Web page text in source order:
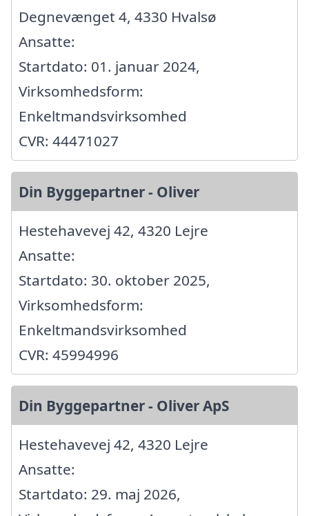
Degnevænget 4, 4330 Hvalsø
Ansatte:
Startdato: 01. januar 2024,
Virksomhedsform:
Enkeltmandsvirksomhed
CVR: 44471027
Din Byggepartner - Oliver
Hestehavevej 42, 4320 Lejre
Ansatte:
Startdato: 30. oktober 2025,
Virksomhedsform:
Enkeltmandsvirksomhed
CVR: 45994996
Din Byggepartner - Oliver ApS
Hestehavevej 42, 4320 Lejre
Ansatte:
Startdato: 29. maj 2026,